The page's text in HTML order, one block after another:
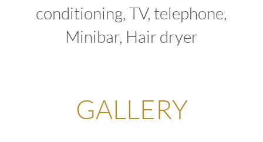
conditioning, TV, telephone,
Minibar, Hair dryer
GALLERY